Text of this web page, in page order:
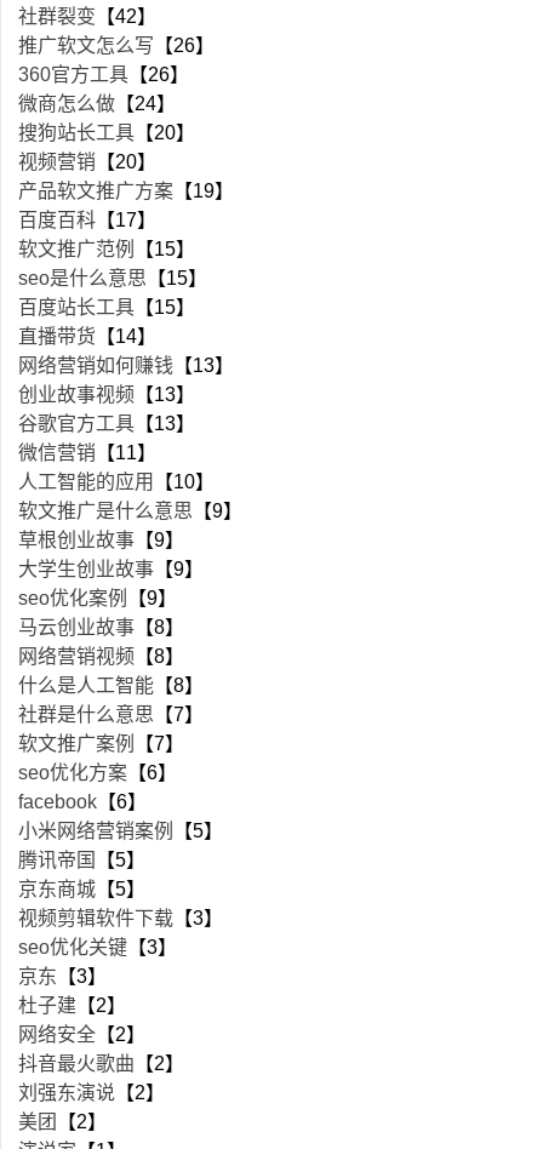
社群裂变 【42】
推广软文怎么写 【26】
360官方工具 【26】
微商怎么做 【24】
搜狗站长工具 【20】
视频营销 【20】
产品软文推广方案 【19】
百度百科 【17】
软文推广范例
【15】
seo是什么意思 【15】
百度站长工具 【15】
直播带货 【14】
网络营销如何赚钱 【13】
创业故事视频 【13】
谷歌官方工具 【13】
微信营销 【11】
人工智能的应用
【10】
软文推广是什么意思 【9】
草根创业故事 【9】
大学生创业故事 【9】
seo优化案例
【9】
马云创业故事 【8】
网络营销视频 【8】
什么是人工智能 【8】
社群是什么意思 【7】
软文推广案例
【7】
seo优化方案 【6】
facebook 【6】
小米网络营销案例
【5】
腾讯帝国
【5】
京东商城 【5】
视频剪辑软件下载 【3】
seo优化关键 【3】
京东 【3】
杜子建 【2】
网络安全 【2】
抖音最火歌曲 【2】
刘强东演说 【2】
美团
【2】